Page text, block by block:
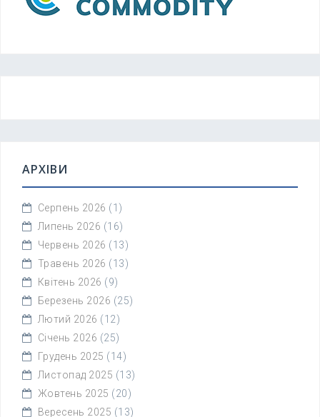
АРХІВИ
Серпень 2026 (1)
Липень 2026 (16)
Червень 2026 (13)
Травень 2026 (13)
Квітень 2026 (9)
Березень 2026 (25)
Лютий 2026 (12)
Січень 2026 (25)
Грудень 2025 (14)
Листопад 2025 (13)
Жовтень 2025 (20)
Вересень 2025 (13)